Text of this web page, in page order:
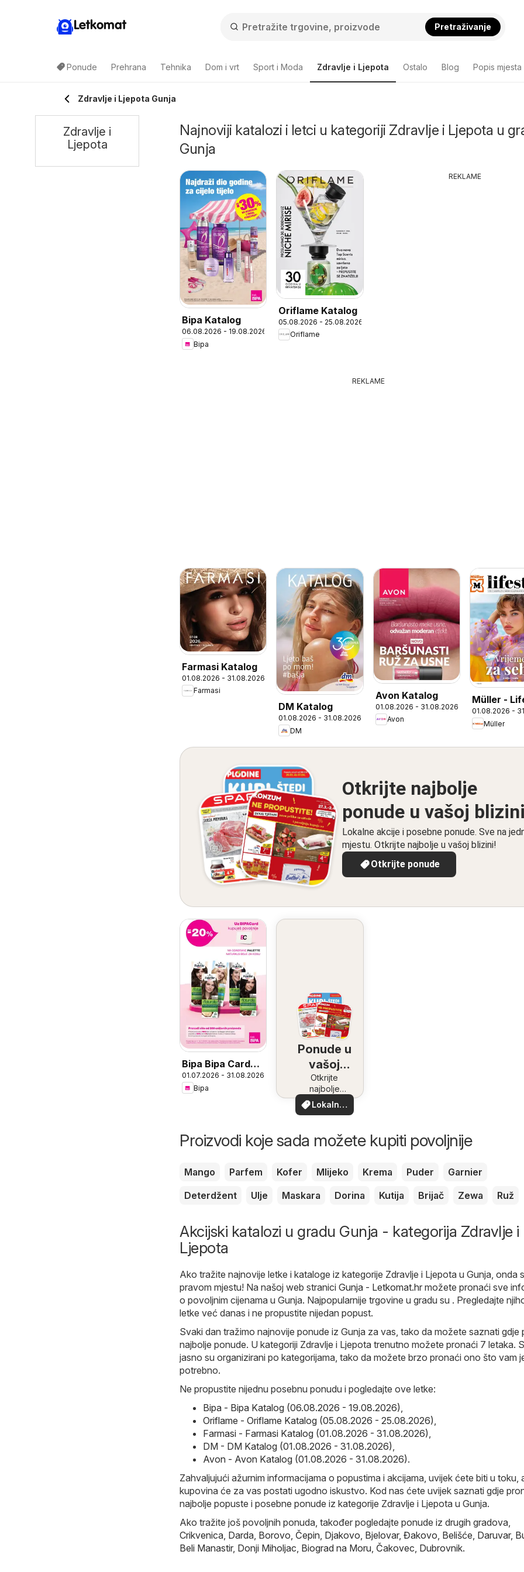
Letkomat Pretraživanje
Ponude Prehrana Tehnika Dom i vrt Sport i Moda Zdravlje i Ljepota Ostalo Blog Popis mjesta
Zdravlje i Ljepota Gunja
Najnoviji katalozi i letci u kategoriji Zdravlje i Ljepota u
Gunja
Bipa Katalog
06.08.2026 - 19.08.2026
Bipa
Oriflame Katalog
05.08.2026 - 25.08.2026
Oriflame
REKLAME
REKLAME
Farmasi Katalog
01.08.2026 - 31.08.2026
Farmasi
DM Katalog
01.08.2026 - 31.08.2026
DM
Avon Katalog
01.08.2026 - 31.08.2026
Avon
Müller -
01.08.2026 -
Müller
Otkrijte najbolje
ponude u vašoj blizini
Lokalne akcije i posebne ponude. Sve na
mjestu. Otkrijte najbolje u vašoj blizini!
Otkrijte ponude
Bipa Bipa Card
ponuda
01.07.2026 - 31.08.2026
Bipa
Ponude u
vašoj
blizini
Otkrijte
najbolje
ponude u
vašoj blizini
Lokalne
ponude
Proizvodi koje sada možete kupiti povoljnije
Mango Parfem Kofer Mlijeko Krema Puder
Garnier
Deterdžent
Ulje Maskara Dorina Kutija Brijač Zewa Ruž
Akcijski katalozi u gradu Gunja - kategorija Zdravlje i
Ljepota
Ako tražite najnovije letke i kataloge iz kategorije Zdravlje i Ljepota u Gunja, onda
pravom mjestu! Na našoj web stranici Gunja - Letkomat.hr možete pronaći sve
o povoljnim cijenama u Gunja. Najpopularnije trgovine u gradu su . Pregledajte
letke već danas i ne propustite nijedan popust.
Svaki dan tražimo najnovije ponude iz Gunja za vas, tako da možete saznati gdje
najbolje ponude. U kategoriji Zdravlje i Ljepota trenutno možete pronaći 7 letaka.
jasno su organizirani po kategorijama, tako da možete brzo pronaći ono što vam
potrebno.
Ne propustite nijednu posebnu ponudu i pogledajte ove letke:
Bipa - Bipa Katalog (06.08.2026 - 19.08.2026),
Oriflame - Oriflame Katalog (05.08.2026 - 25.08.2026),
Farmasi - Farmasi Katalog (01.08.2026 - 31.08.2026),
DM - DM Katalog (01.08.2026 - 31.08.2026),
Avon - Avon Katalog (01.08.2026 - 31.08.2026).
Zahvaljujući ažurnim informacijama o popustima i akcijama, uvijek ćete biti u toku,
kupovina će za vas postati ugodno iskustvo. Kod nas ćete uvijek saznati gdje
najbolje popuste i posebne ponude iz kategorije Zdravlje i Ljepota u Gunja.
Ako tražite još povoljnih ponuda, također pogledajte ponude iz drugih gradova,
Crikvenica, Darda, Borovo, Čepin, Djakovo, Bjelovar, Đakovo, Belišće, Daruvar,
Beli Manastir, Donji Miholjac, Biograd na Moru, Čakovec, Dubrovnik.
Zdravlje i
Ljepota